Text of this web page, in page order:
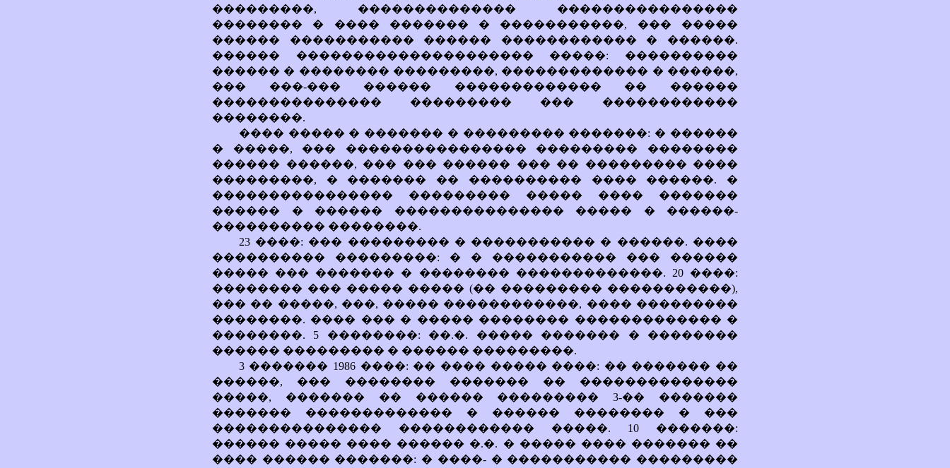
���������, �������������� ����������������
�������� � ���� ������� � �����������, ��� �����
������ ����������� ������ ������������ � ������.
������ ��������������������� �����: ����������
������ � �������� ���������, ������������� � ������,
��� ���-��� ������ ������������� �� ������
��������������� ��������� ��� ������������
��������.
���� ����� � ������� � ��������� �������: � ������
� �����, ��� ���������������� ��������� ��������
������ ������, ��� ��� ������ ��� �� ��������� ����
���������, � ������� �� ���������� ���� ������. �
���������������� ��������� ����� ���� �������
������ � ������ ��������������� ����� � ������-
���������� ��������.
23 ����: ��� ��������� � ����������� � ������. ����
���������� ���������: � � ����������� ��� ������
����� ��� ������� � �������� �������������. 20 ����:
�������� ��� ����� ����� (�� ��������� �����������),
��� �� �����, ���, ����� ������������, ���� ���������
��������. ���� ��� � ����� �������� ������������� �
��������. 5 ��������: ��.�. ����� ������� � ��������
������ ��������� � ������ ���������.
3 ������� 1986 ����: �� ���� ����� ����: �� ������� ��
������, ��� �������� ������� �� ��������������
�����, ������� �� ������ ��������� 3-�� �������
������� ������������� � ������ �������� � ���
��������������� ������������ �����. 10 �������:
������ ����� ���� ������ �.�. � ����� ���� ������� ��
���� ������ �������: � ����- � ����������� ���������